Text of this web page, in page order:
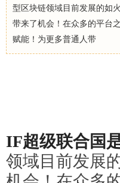
型区块链领域目前发展的如
带来了机会！在众多的平台
赋能！为更多普通人带
IF超级联合国
领域目前发展